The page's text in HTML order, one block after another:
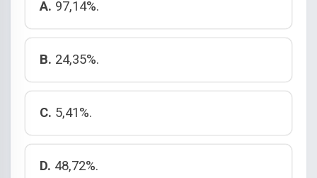
A. 97,14%.
B. 24,35%.
C. 5,41%.
D. 48,72%.